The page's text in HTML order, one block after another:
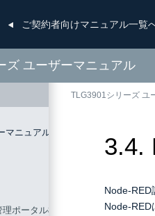
ご契約者向けマニュアル一覧
ズ ユーザーマニュアル
TLG3901シリーズ ユ
3.4.
Node-RED
Node-RED
マニュアル
ポータル概要